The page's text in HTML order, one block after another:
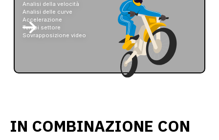
Analisi della velocità
Analisi delle curve
Accelerazione
Tempi settore
Sovrapposizione video
IN COMBINAZIONE CON